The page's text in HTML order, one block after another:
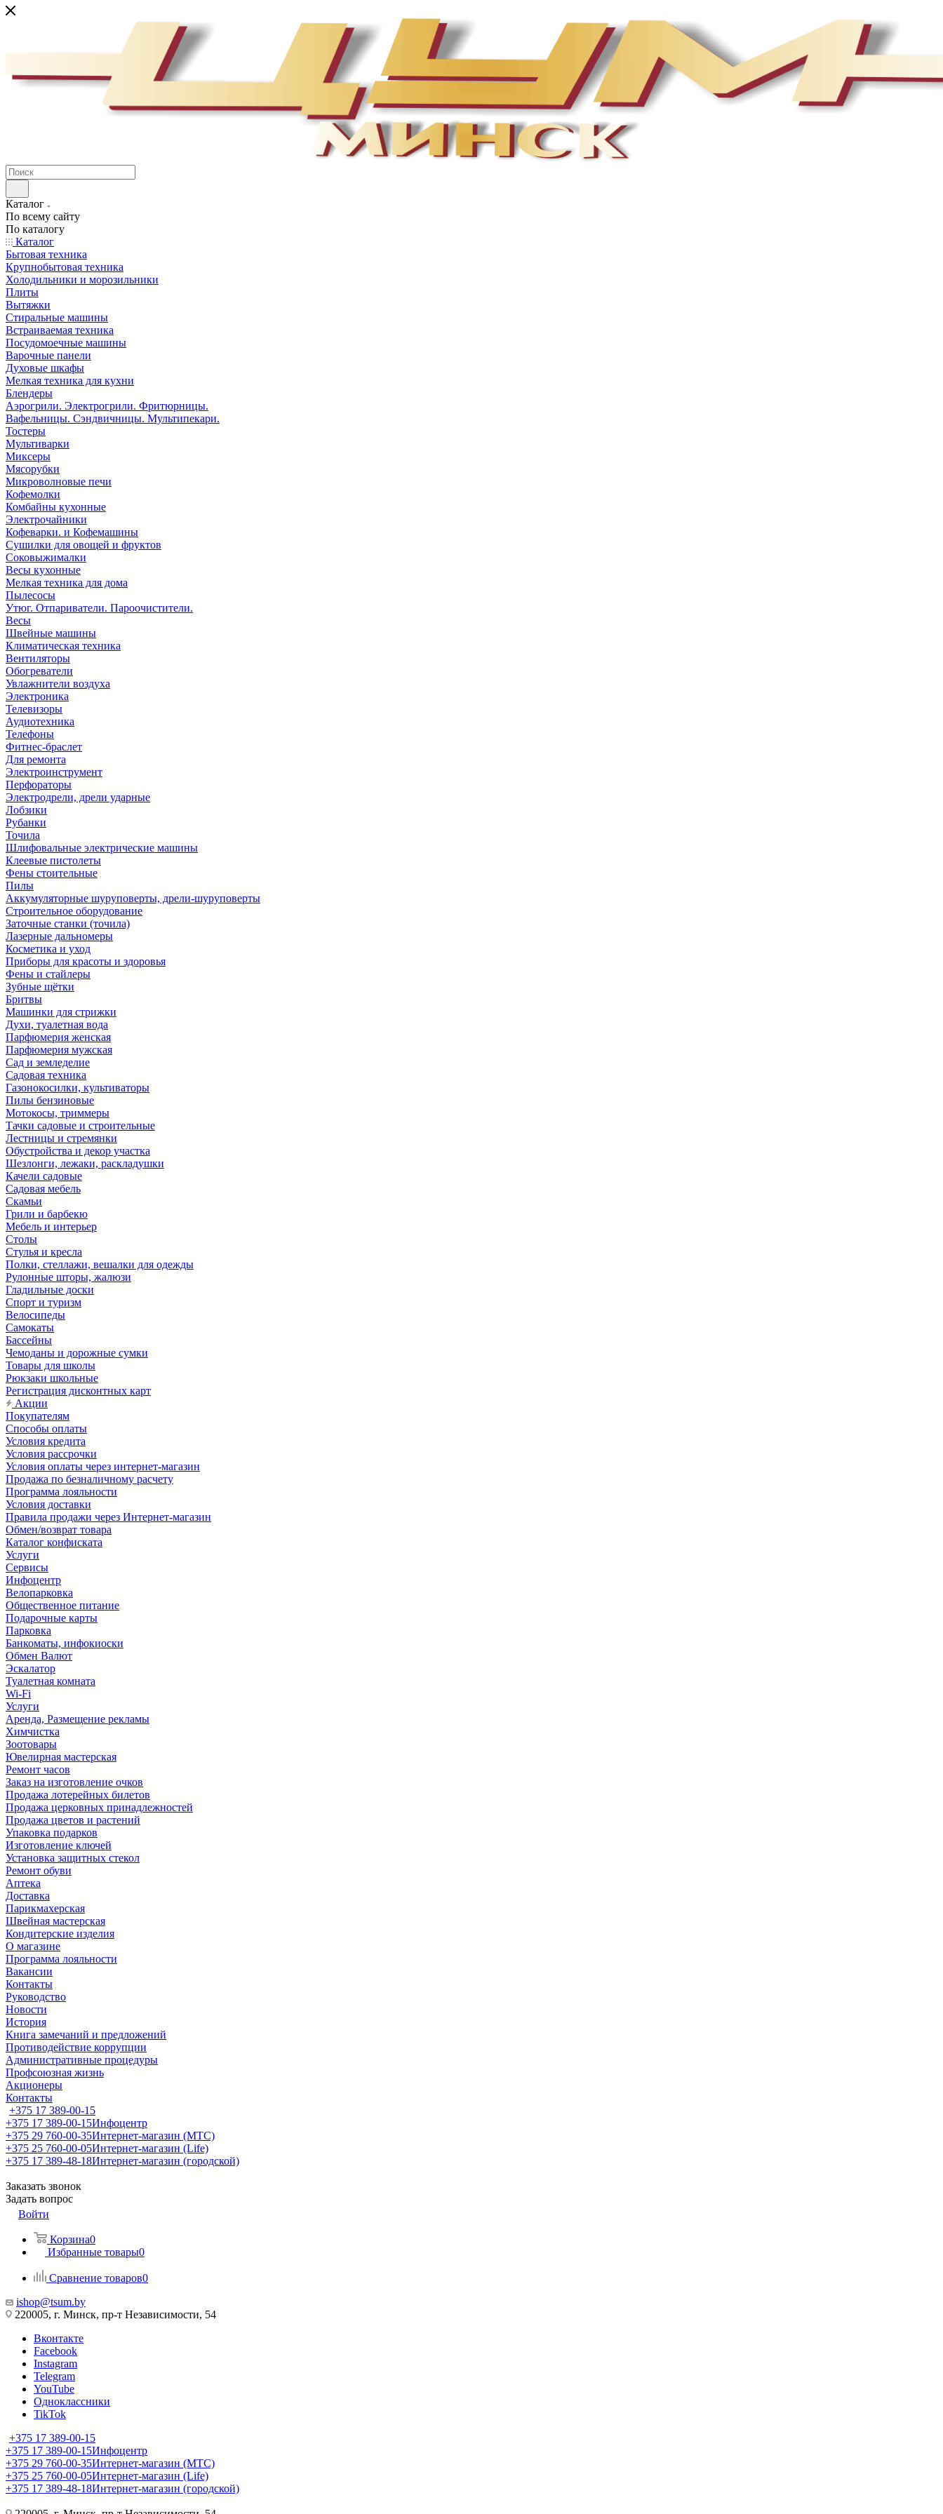
Каталог
По всему сайту
По каталогу
Каталог
Бытовая техника
Крупнобытовая техника
Холодильники и морозильники
Плиты
Вытяжки
Стиральные машины
Встраиваемая техника
Посудомоечные машины
Варочные панели
Духовые шкафы
Мелкая техника для кухни
Блендеры
Аэрогрили. Электрогрили. Фритюрницы.
Вафельницы. Сэндвичницы. Мультипекари.
Тостеры
Мультиварки
Миксеры
Мясорубки
Микроволновые печи
Кофемолки
Комбайны кухонные
Электрочайники
Кофеварки. и Кофемашины
Сушилки для овощей и фруктов
Соковыжималки
Весы кухонные
Мелкая техника для дома
Пылесосы
Утюг. Отпариватели. Пароочистители.
Весы
Швейные машины
Климатическая техника
Вентиляторы
Обогреватели
Увлажнители воздуха
Электроника
Телевизоры
Аудиотехника
Телефоны
Фитнес-браслет
Для ремонта
Электроинструмент
Перфораторы
Электродрели, дрели ударные
Лобзики
Рубанки
Точила
Шлифовальные электрические машины
Клеевые пистолеты
Фены стоительные
Пилы
Аккумуляторные шуруповерты, дрели-шуруповерты
Строительное оборудование
Заточные станки (точила)
Лазерные дальномеры
Косметика и уход
Приборы для красоты и здоровья
Фены и стайлеры
Зубные щётки
Бритвы
Машинки для стрижки
Духи, туалетная вода
Парфюмерия женская
Парфюмерия мужская
Сад и земледелие
Садовая техника
Газонокосилки, культиваторы
Пилы бензиновые
Мотокосы, триммеры
Тачки садовые и строительные
Лестницы и стремянки
Обустройства и декор участка
Шезлонги, лежаки, раскладушки
Качели садовые
Садовая мебель
Скамьи
Грили и барбекю
Мебель и интерьер
Столы
Стулья и кресла
Полки, стеллажи, вешалки для одежды
Рулонные шторы, жалюзи
Гладильные доски
Спорт и туризм
Велосипеды
Самокаты
Бассейны
Чемоданы и дорожные сумки
Товары для школы
Рюкзаки школьные
Регистрация дисконтных карт
Акции
Покупателям
Способы оплаты
Условия кредита
Условия рассрочки
Условия оплаты через интернет-магазин
Продажа по безналичному расчету
Программа лояльности
Условия доставки
Правила продажи через Интернет-магазин
Обмен/возврат товара
Каталог конфиската
Услуги
Сервисы
Инфоцентр
Велопарковка
Общественное питание
Подарочные карты
Парковка
Банкоматы, инфокиоски
Обмен Валют
Эскалатор
Туалетная комната
Wi-Fi
Услуги
Аренда, Размещение рекламы
Химчистка
Зоотовары
Ювелирная мастерская
Ремонт часов
Заказ на изготовление очков
Продажа лотерейных билетов
Продажа церковных принадлежностей
Продажа цветов и растений
Упаковка подарков
Изготовление ключей
Установка защитных стекол
Ремонт обуви
Аптека
Доставка
Парикмахерская
Швейная мастерская
Кондитерские изделия
О магазине
Программа лояльности
Вакансии
Контакты
Руководство
Новости
История
Книга замечаний и предложений
Противодействие коррупции
Административные процедуры
Профсоюзная жизнь
Акционеры
Контакты
+375 17 389-00-15
+375 17 389-00-15Инфоцентр
+375 29 760-00-35Интернет-магазин (МТС)
+375 25 760-00-05Интернет-магазин (Life)
+375 17 389-48-18Интернет-магазин (городской)
Заказать звонок
Задать вопрос
Войти
Корзина0
Избранные товары0
Сравнение товаров0
ishop@tsum.by
220005, г. Минск, пр-т Независимости, 54
Вконтакте
Facebook
Instagram
Telegram
YouTube
Одноклассники
TikTok
+375 17 389-00-15
+375 17 389-00-15Инфоцентр
+375 29 760-00-35Интернет-магазин (МТС)
+375 25 760-00-05Интернет-магазин (Life)
+375 17 389-48-18Интернет-магазин (городской)